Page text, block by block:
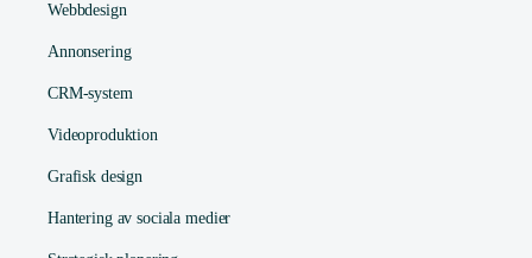
Webbdesign
Annonsering
CRM-system
Videoproduktion
Grafisk design
Hantering av sociala medier